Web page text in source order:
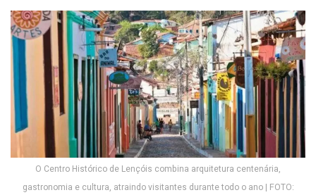
O Centro Histórico de Lençóis combina arquitetura centenária,
gastronomia e cultura, atraindo visitantes durante todo o ano | FOTO: